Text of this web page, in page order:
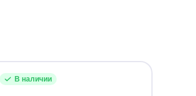
В наличии